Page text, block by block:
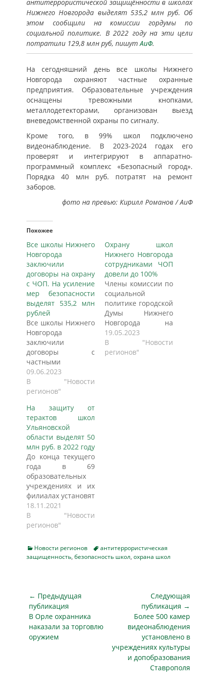
антитеррористической защищённости в школах
Нижнего Новгорода выделят 535,2 млн руб. Об
этом сообщили на комиссии гордумы по
социальной политике. В 2022 году на эти цели
потратили 129,8 млн руб, пишутАиФ.
На сегодняшний день все школы Нижнего
Новгорода охраняют частные охранные
предприятия. Образовательные учреждения
оснащены тревожными кнопками,
металлодетекторами, организован выезд
вневедомственной охраны по сигналу.
Кроме того, в 99% школ подключено
видеонаблюдение. В 2023-2024 годах его
проверят и интегрируют в аппаратно-
программный комплекс «Безопасный город».
Порядка 40 млн руб. потратят на ремонт
заборов.
фото на превью: Кирилл Романов / АиФ
Похожее
Все школы Нижнего
Новгорода
заключили
договоры на охрану
с ЧОП. На усиление
мер безопасности
выделят 535,2 млн
рублей
Все школы Нижнего
Новгорода
заключили
договоры с
частными
охранными
предприятиями,
чтобы обеспечить
безопасность
учащихся. Об этом
сообщает пресс-
служба Гордумы.
Ранее нижегородцы
обращались к
региональным
властям с просьбой
усилить охрану в
образовательных
учреждениях. Они
жаловались на то,
что роль
выполняют
пожилые вахтеры,
смогут…
09.06.2023
В "Новости
регионов"
Охрану школ
Нижнего Новгорода
сотрудниками ЧОП
довели до 100%
Члены комиссии по
социальной
политике городской
Думы Нижнего
Новгорода на
заседании 18 мая
2023 года обсудили
обеспечение
млн рублей. В 2023
году
19.05.2023
В "Новости
регионов"
На защиту от
терактов школ
Ульяновской
области выделят 50
млн руб. в 2022 году
До конца текущего
года в 69
образовательных
учреждениях и их
филиалах установят
металлодетекторы.
Об этом сообщает
РИА "Индустрия
Власти
Ульяновской
повышение уровня
безопасности в
образовательных
учреждениях
региона. По
информации
18.11.2021
В "Новости
регионов"
Categories
Новости регионов Tagsантитеррористическая
защищенность, безопасность школ, охрана школ
Навигация
по
записям
← Предыдущая
публикация
Предыдущая
публикация
В Орле охранника
наказали за торговлю
оружием
Следующая
публикация →
Следующая
публикация
Более 500 камер
видеонаблюдения
установлено в
учреждениях культуры
и допобразования
Ставрополя